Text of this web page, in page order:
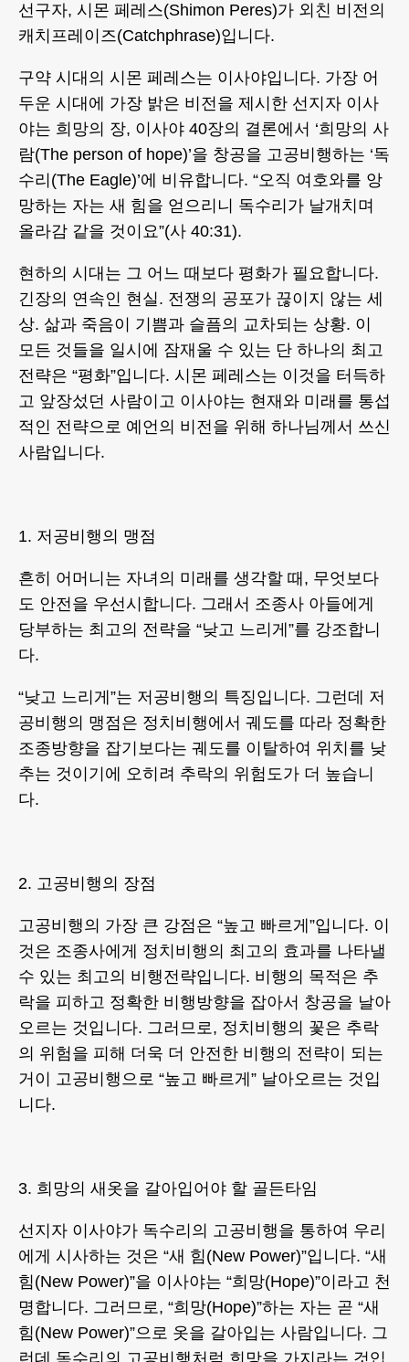
선구자, 시몬 페레스(Shimon Peres)가 외친 비전의
캐치프레이즈(Catchphrase)입니다.
구약 시대의 시몬 페레스는 이사야입니다. 가장 어
두운 시대에 가장 밝은 비전을 제시한 선지자 이사
야는 희망의 장, 이사야 40장의 결론에서 ‘희망의 사
람(The person of hope)’을 창공을 고공비행하는 ‘독
수리(The Eagle)’에 비유합니다. “오직 여호와를 앙
망하는 자는 새 힘을 얻으리니 독수리가 날개치며
올라감 같을 것이요”(사 40:31).
현하의 시대는 그 어느 때보다 평화가 필요합니다.
긴장의 연속인 현실. 전쟁의 공포가 끊이지 않는 세
상. 삶과 죽음이 기쁨과 슬픔의 교차되는 상황. 이
모든 것들을 일시에 잠재울 수 있는 단 하나의 최고
전략은 “평화”입니다. 시몬 페레스는 이것을 터득하
고 앞장섰던 사람이고 이사야는 현재와 미래를 통섭
적인 전략으로 예언의 비전을 위해 하나님께서 쓰신
사람입니다.
1. 저공비행의 맹점
흔히 어머니는 자녀의 미래를 생각할 때, 무엇보다
도 안전을 우선시합니다. 그래서 조종사 아들에게
당부하는 최고의 전략을 “낮고 느리게”를 강조합니
다.
“낮고 느리게”는 저공비행의 특징입니다. 그런데 저
공비행의 맹점은 정치비행에서 궤도를 따라 정확한
조종방향을 잡기보다는 궤도를 이탈하여 위치를 낮
추는 것이기에 오히려 추락의 위험도가 더 높습니
다.
2. 고공비행의 장점
고공비행의 가장 큰 강점은 “높고 빠르게”입니다. 이
것은 조종사에게 정치비행의 최고의 효과를 나타낼
수 있는 최고의 비행전략입니다. 비행의 목적은 추
락을 피하고 정확한 비행방향을 잡아서 창공을 날아
오르는 것입니다. 그러므로, 정치비행의 꽃은 추락
의 위험을 피해 더욱 더 안전한 비행의 전략이 되는
거이 고공비행으로 “높고 빠르게” 날아오르는 것입
니다.
3. 희망의 새옷을 갈아입어야 할 골든타임
선지자 이사야가 독수리의 고공비행을 통하여 우리
에게 시사하는 것은 “새 힘(New Power)”입니다. “새
힘(New Power)”을 이사야는 “희망(Hope)”이라고 천
명합니다. 그러므로, “희망(Hope)”하는 자는 곧 “새
힘(New Power)”으로 옷을 갈아입는 사람입니다. 그